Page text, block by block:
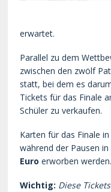
erwartet.
Parallel zu dem
zwischen den zwölf
statt, bei dem es
Tickets für das Finale
Schüler zu verkaufen.
Karten für das Finale
während der Pausen
Euroerworben werden.
Wichtig: Diese